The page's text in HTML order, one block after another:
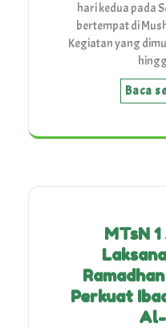
hari kedua pada
bertempat di
Kegiatan yang
Baca
MTsN
Perkuat
Al-